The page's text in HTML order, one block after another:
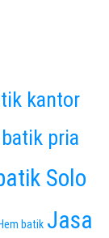
kantor
pria
Solo
Hem batik Jasa